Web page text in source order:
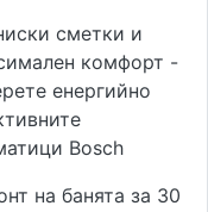
сметки и
комфорт -
енергийно
Bosch
на банята за 30